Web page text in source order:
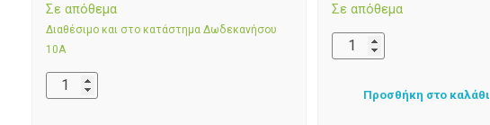
Σε απόθεμα
Διαθέσιμο και στο κατάστημα Δωδεκανήσου
10Α
Σε απόθεμα
Προσθήκη στο καλάθι